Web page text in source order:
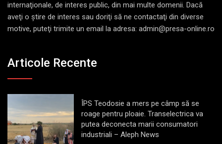
internaţionale, de interes public, din mai multe domenii. Dacă
aveţi o ştire de interes sau doriţi să ne contactaţi din diverse
motive, puteţi trimite un email la adresa: admin@presa-online.ro
Articole Recente
ÎPS Teodosie a mers pe câmp să se
roage pentru ploaie. Transelectrica va
putea deconecta marii consumatori
industriali – Aleph News